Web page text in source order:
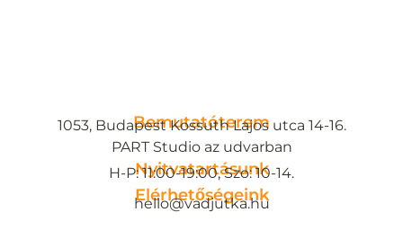
Bemutatóterem
1053, Budapest Kossuth Lajos utca 14-16.
PART Studio az udvarban
Nyitvatartásunk
H-P: 11:00-19:00, Szo: 10-14.
Elérhetőségeink
hello@vadjutka.hu